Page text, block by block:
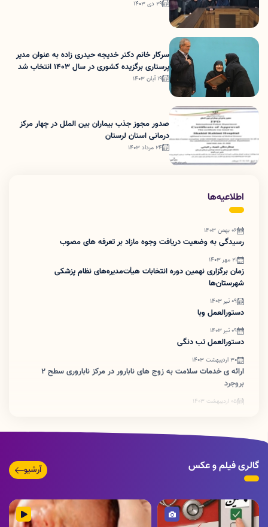
29 دی 1403
سرکار خانم دکتر خدیجه حیدری زاده به عنوان مدیر
پرستاری برگزیده کشوری در سال 1403 انتخاب شد
19 آبان 1403
صدور مجوز جذب بیماران بین الملل در چهار مرکز
درمانی استان لرستان
24 مرداد 1403
اطلاعیه‌ها
06 بهمن 1403
رسیدگی به وضعیت دریافت وجوه مازاد بر تعرفه های مصوب
21 مهر 1403
زمان برگزاری نهمین دوره انتخابات هیأت‌مدیره‌های نظام پزشکی
شهرستان‌ها
09 تیر 1403
دستورالعمل وبا
09 تیر 1403
دستورالعمل تب دنگی
30 اردیبهشت 1403
ارائه ی خدمات سلامت به زوج های نابارور در مرکز ناباروری سطح ۲
بروجرد
05 اردیبهشت 1403
گالری فیلم و عکس آرشیو